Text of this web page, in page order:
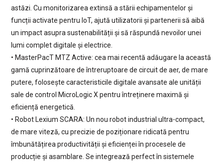
astăzi. Cu monitorizarea extinsă a stării echipamentelor și
funcții activate pentru IoT, ajută utilizatorii și partenerii să aibă
un impact asupra sustenabilității și să răspundă nevoilor unei
lumi complet digitale și electrice.
• MasterPacT MTZ Active: cea mai recentă adăugare la această
gamă cuprinzătoare de întreruptoare de circuit de aer, de mare
putere, folosește caracteristicile digitale avansate ale unității
sale de control MicroLogic X pentru întreținere maximă și
eficiență energetică.
• Robot Lexium SCARA: Un nou robot industrial ultra-compact,
de mare viteză, cu precizie de poziționare ridicată pentru
îmbunătățirea productivității și eficienței în procesele de
producție și asamblare. Se integrează perfect în sistemele